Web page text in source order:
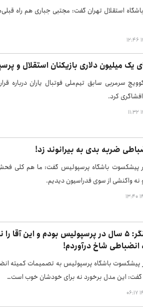
استقلال تهران گفت: مجتبی جباری هم راه
یک میلیون دلاری بازیکنان استقلال و
سرمربی سابق تیم‌ملی فوتبال یاران درباره
کرد.
ضربه بدی به بیرانوند زد!
پیشکسوت باشگاه پرسپولیس گفت: ما هم کلی
واکنشی از سوی فدراسیون دیدیم.
محسن بنگر: ۵ سال در پرسپولیس بودم و این
انضباطی شاخ درآوردم!
باشگاه پرسپولیس به تصمیمات کمیته
و گفت: این مدل برخورد نه برای خودشان خوب است…